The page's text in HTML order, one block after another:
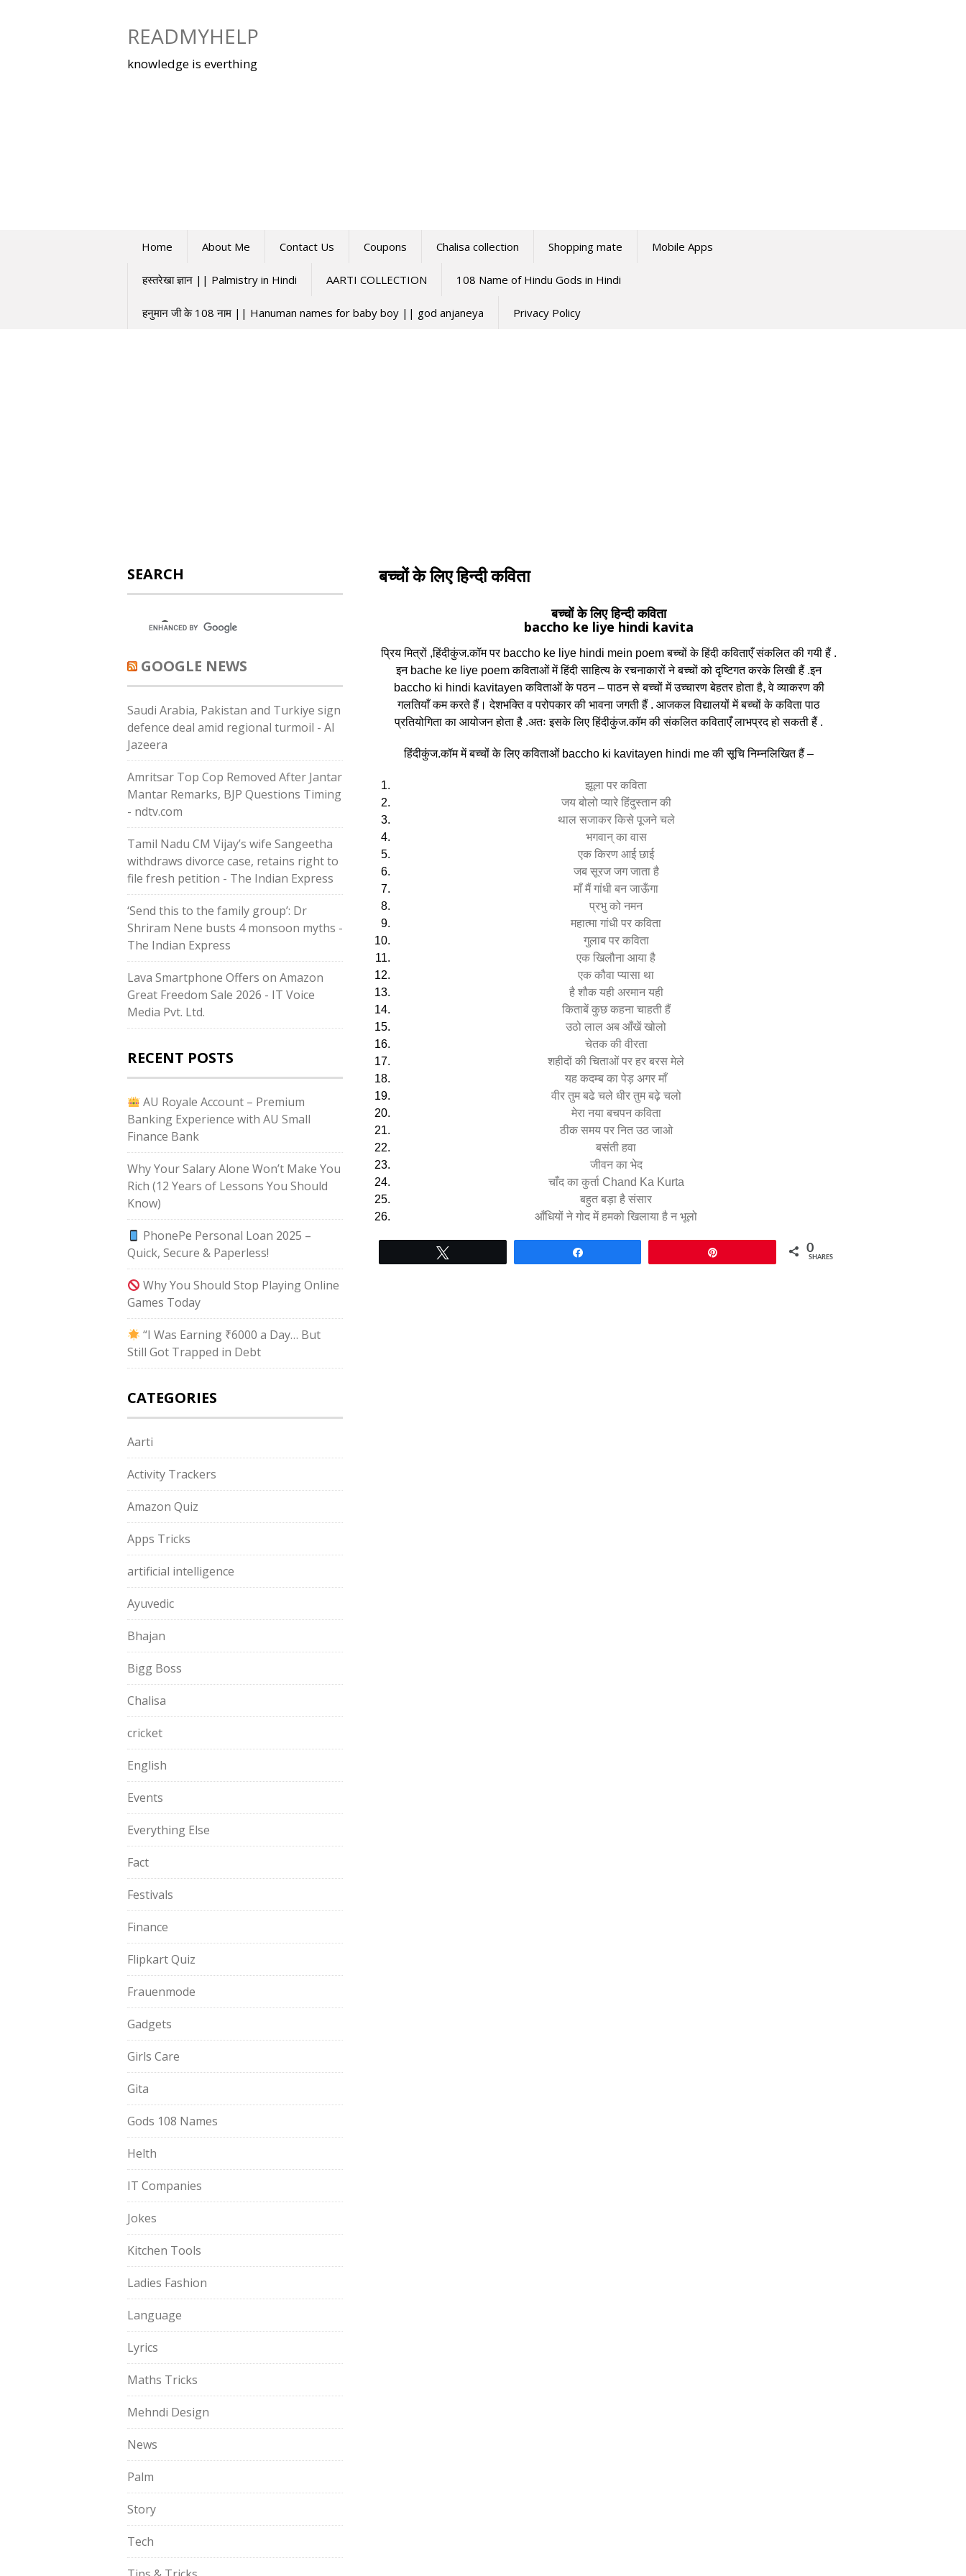
READMYHELP
knowledge is everthing
Home About Me Contact Us Coupons Chalisa collection Shopping mate Mobile Apps
हस्तरेखा ज्ञान || Palmistry in Hindi AARTI COLLECTION 108 Name of Hindu Gods in Hindi
हनुमान जी के 108 नाम || Hanuman names for baby boy || god anjaneya Privacy Policy
बच्चों के लिए हिन्दी कविता
बच्चों के लिए हिन्दी कविता
baccho ke liye hindi kavita
प्रिय मित्रों ,हिंदीकुंज.कॉम पर baccho ke liye hindi mein poem बच्चों के हिंदी कविताएँ संकलित की गयी हैं .
इन bache ke liye poem कविताओं में हिंदी साहित्य के रचनाकारों ने बच्चों को दृष्टिगत करके लिखी हैं .इन
baccho ki hindi kavitayen कविताओं के पठन – पाठन से बच्चों में उच्चारण बेहतर होता है, वे व्याकरण की
गलतियाँ कम करते हैं। देशभक्ति व परोपकार की भावना जगती हैं . आजकल विद्यालयों में बच्चों के कविता पाठ
प्रतियोगिता का आयोजन होता है .अतः इसके लिए हिंदीकुंज.कॉम की संकलित कविताएँ लाभप्रद हो सकती हैं .
हिंदीकुंज.कॉम में बच्चों के लिए कविताओं baccho ki kavitayen hindi me की सूचि निम्नलिखित हैं –
झूला पर कविता
जय बोलो प्यारे हिंदुस्तान की
थाल सजाकर किसे पूजने चले
भगवान् का वास
एक किरण आई छाई
जब सूरज जग जाता है
माँ मैं गांधी बन जाऊँगा
प्रभु को नमन
महात्मा गांधी पर कविता
गुलाब पर कविता
एक खिलौना आया है
एक कौवा प्यासा था
है शौक यही अरमान यही
किताबें कुछ कहना चाहती हैं
उठो लाल अब आँखें खोलो
चेतक की वीरता
शहीदों की चिताओं पर हर बरस मेले
यह कदम्ब का पेड़ अगर माँ
वीर तुम बढे चले धीर तुम बढ़े चलो
मेरा नया बचपन कविता
ठीक समय पर नित उठ जाओ
बसंती हवा
जीवन का भेद
चाँद का कुर्ता Chand Ka Kurta
बहुत बड़ा है संसार
आँधियों ने गोद में हमको खिलाया है न भूलो
0
SHARES
SEARCH
GOOGLE NEWS
Saudi ⁠Arabia, Pakistan and Turkiye sign
defence deal amid regional turmoil - Al
Jazeera
Amritsar Top Cop Removed After Jantar
Mantar Remarks, BJP Questions Timing
- ndtv.com
Tamil Nadu CM Vijay’s wife Sangeetha
withdraws divorce case, retains right to
file fresh petition - The Indian Express
‘Send this to the family group’: Dr
Shriram Nene busts 4 monsoon myths -
The Indian Express
Lava Smartphone Offers on Amazon
Great Freedom Sale 2026 - IT Voice
Media Pvt. Ltd.
RECENT POSTS
AU Royale Account – Premium
Banking Experience with AU Small
Finance Bank
Why Your Salary Alone Won’t Make You
Rich (12 Years of Lessons You Should
Know)
PhonePe Personal Loan 2025 –
Quick, Secure & Paperless!
Why You Should Stop Playing Online
Games Today
“I Was Earning ₹6000 a Day… But
Still Got Trapped in Debt
CATEGORIES
Aarti
Activity Trackers
Amazon Quiz
Apps Tricks
artificial intelligence
Ayuvedic
Bhajan
Bigg Boss
Chalisa
cricket
English
Events
Everything Else
Fact
Festivals
Finance
Flipkart Quiz
Frauenmode
Gadgets
Girls Care
Gita
Gods 108 Names
Helth
IT Companies
Jokes
Kitchen Tools
Ladies Fashion
Language
Lyrics
Maths Tricks
Mehndi Design
News
Palm
Story
Tech